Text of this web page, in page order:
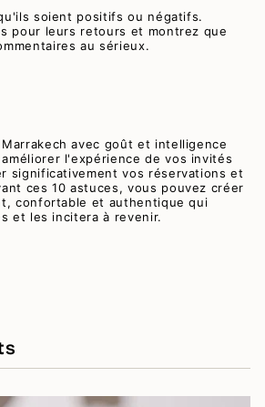
soient positifs ou négatifs.
pour leurs retours et montrez que
au sérieux.
avec goût et intelligence
l'expérience de vos invités
significativement vos réservations et
ces 10 astuces, vous pouvez créer
confortable et authentique qui
et les incitera à revenir.